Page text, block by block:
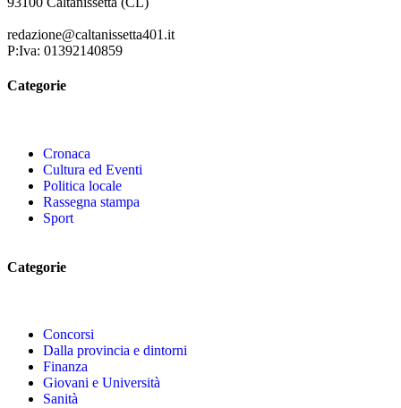
redazione@caltanissetta401.it
P:Iva: 01392140859
Categorie
Cronaca
Cultura ed Eventi
Politica locale
Rassegna stampa
Sport
Categorie
Concorsi
Dalla provincia e dintorni
Finanza
Giovani e Università
Sanità